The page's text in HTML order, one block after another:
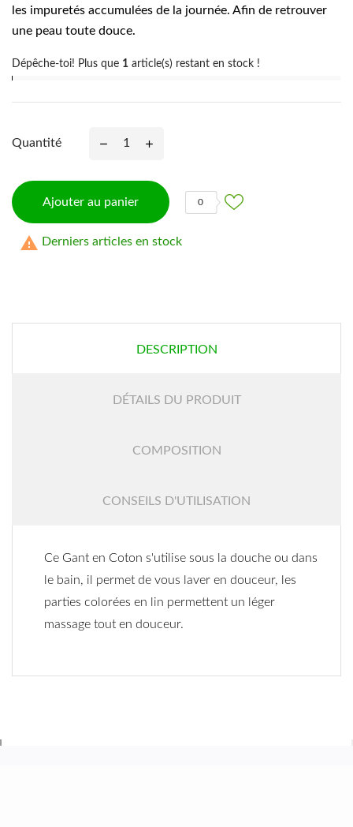
les impuretés accumulées de la journée. Afin de retrouver
une peau toute douce.
Dépêche-toi! Plus que 1 article(s) restant en stock !
Quantité
Ajouter au panier 0
 Derniers articles en stock
DESCRIPTION
DÉTAILS DU PRODUIT
COMPOSITION
CONSEILS D'UTILISATION
Ce Gant en Coton s'utilise sous la douche ou dans
le bain, il permet de vous laver en douceur, les
parties colorées en lin permettent un léger
massage tout en douceur.